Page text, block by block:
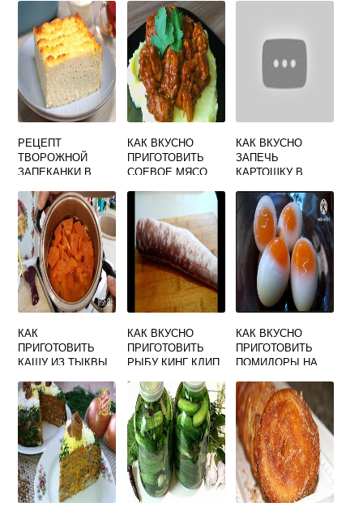
РЕЦЕПТ
ТВОРОЖНОЙ
ЗАПЕКАНКИ В
БЫСТРЫЙ И
ВКУСНЫЙ
КАК ВКУСНО
ПРИГОТОВИТЬ
СОЕВОЕ МЯСО
ДОМАШНИХ
УСЛОВИЯХ
КАК ВКУСНО
ЗАПЕЧЬ
КАРТОШКУ В
ДОЛЬКАМИ БЕЗ
КОЖУРЫ РЕЦЕПТ
КАК
ПРИГОТОВИТЬ
КАШУ ИЗ ТЫКВЫ
ВКУСНО В
КАСТРЮЛЕ НА
ВОДЕ
КАК ВКУСНО
ПРИГОТОВИТЬ
РЫБУ КИНГ КЛИП
КАК ВКУСНО
ПРИГОТОВИТЬ
ПОМИДОРЫ НА